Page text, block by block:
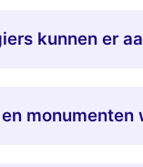
kunnen er